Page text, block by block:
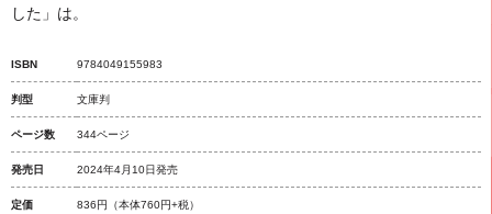
した」は。
ISBN 9784049155983
判型 文庫判
ページ数 344ページ
発売日 2024年4月10日発売
定価 836円 （本体760円+税）